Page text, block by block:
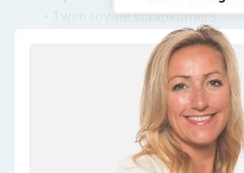
• Twee royale slaapkamers
• Zeer ruime wellness
dubbele wastafel, ligbad,
• Dakkapel aan de voor- en
• Onderhoudsvriendelijke tuin
Indeling van de woning: